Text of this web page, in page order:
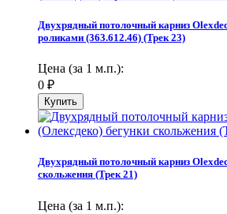
Двухрядный потолочный карниз
роликами (363.612.46) (Трек 23)
Цена (за 1 м.п.):
0 ₽
Двухрядный потолочный карниз
скольжения (Трек 21)
Цена (за 1 м.п.):